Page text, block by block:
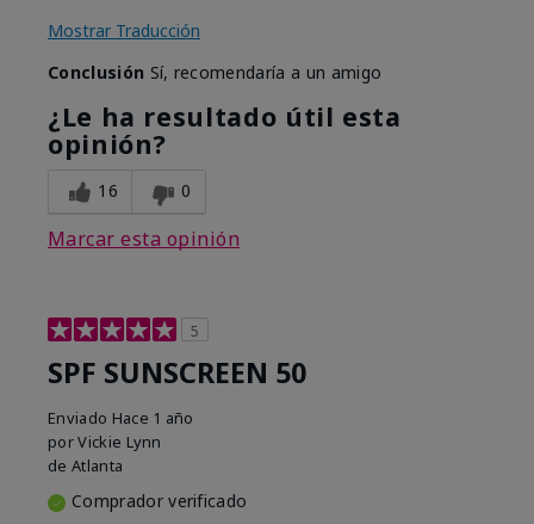
Mostrar Traducción
Conclusión Sí, recomendaría a un amigo
¿Le ha resultado útil esta
opinión?
16 0
Marcar esta opinión
5
SPF SUNSCREEN 50
Enviado Hace 1 año
porVickie Lynn
de Atlanta
Comprador verificado